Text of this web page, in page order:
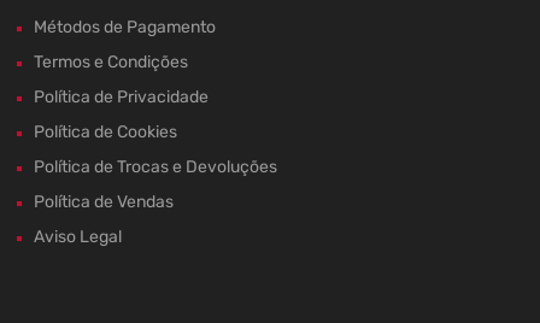
Métodos de Pagamento
Termos e Condições
Política de Privacidade
Política de Cookies
Política de Trocas e Devoluções
Política de Vendas
Aviso Legal